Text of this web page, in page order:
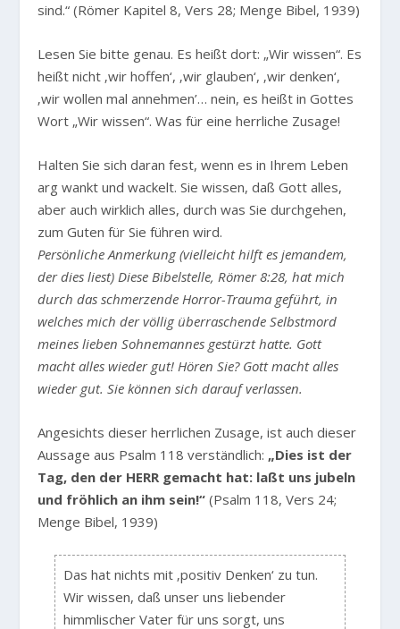
sind.“ (Römer Kapitel 8, Vers 28; Menge Bibel, 1939)
Lesen Sie bitte genau. Es heißt dort: „Wir wissen“. Es
heißt nicht ‚wir hoffen‘, ‚wir glauben‘, ‚wir denken‘,
‚wir wollen mal annehmen’… nein, es heißt in Gottes
Wort „Wir wissen“. Was für eine herrliche Zusage!
Halten Sie sich daran fest, wenn es in Ihrem Leben
arg wankt und wackelt. Sie wissen, daß Gott alles,
aber auch wirklich alles, durch was Sie durchgehen,
zum Guten für Sie führen wird.
Persönliche Anmerkung (vielleicht hilft es jemandem,
der dies liest) Diese Bibelstelle, Römer 8:28, hat mich
durch das schmerzende Horror-Trauma geführt, in
welches mich der völlig überraschende Selbstmord
meines lieben Sohnemannes gestürzt hatte. Gott
macht alles wieder gut! Hören Sie? Gott macht alles
wieder gut. Sie können sich darauf verlassen.
Angesichts dieser herrlichen Zusage, ist auch dieser
Aussage aus Psalm 118 verständlich: „Dies ist der
Tag, den der HERR gemacht hat: laßt uns jubeln
und fröhlich an ihm sein!“ (Psalm 118, Vers 24;
Menge Bibel, 1939)
Das hat nichts mit ‚positiv Denken‘ zu tun.
Wir wissen, daß unser uns liebender
himmlischer Vater für uns sorgt, uns